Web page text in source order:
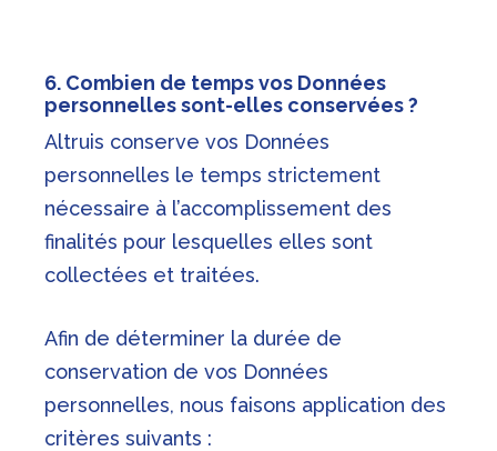
6. Combien de temps vos Données
personnelles sont-elles conservées ?
Altruis conserve vos Données
personnelles le temps strictement
nécessaire à l’accomplissement des
finalités pour lesquelles elles sont
collectées et traitées.
Afin de déterminer la durée de
conservation de vos Données
personnelles, nous faisons application des
critères suivants :